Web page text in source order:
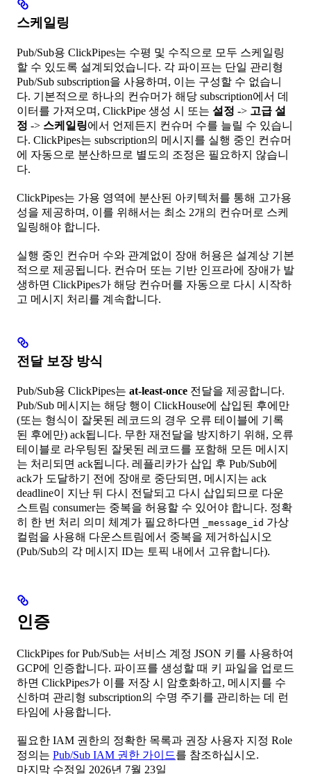
스케일링
Pub/Sub용 ClickPipes는 수평 및 수직으로 모두 스케일링
할 수 있도록 설계되었습니다. 각 파이프는 단일 관리형
Pub/Sub subscription을 사용하며, 이는 구성할 수 없습니
다. 기본적으로 하나의 컨슈머가 해당 subscription에서 데
이터를 가져오며, ClickPipe 생성 시 또는 설정 -> 고급 설
정 -> 스케일링에서 언제든지 컨슈머 수를 늘릴 수 있습니
다. ClickPipes는 subscription의 메시지를 실행 중인 컨슈머
에 자동으로 분산하므로 별도의 조정은 필요하지 않습니
다.
ClickPipes는 가용 영역에 분산된 아키텍처를 통해 고가용
성을 제공하며, 이를 위해서는 최소 2개의 컨슈머로 스케
일링해야 합니다.
실행 중인 컨슈머 수와 관계없이 장애 허용은 설계상 기본
적으로 제공됩니다. 컨슈머 또는 기반 인프라에 장애가 발
생하면 ClickPipes가 해당 컨슈머를 자동으로 다시 시작하
고 메시지 처리를 계속합니다.
전달 보장 방식
Pub/Sub용 ClickPipes는 at-least-once 전달을 제공합니다.
Pub/Sub 메시지는 해당 행이 ClickHouse에 삽입된 후에만
(또는 형식이 잘못된 레코드의 경우 오류 테이블에 기록
된 후에만) ack됩니다. 무한 재전달을 방지하기 위해, 오류
테이블로 라우팅된 잘못된 레코드를 포함해 모든 메시지
는 처리되면 ack됩니다. 레플리카가 삽입 후 Pub/Sub에
ack가 도달하기 전에 장애로 중단되면, 메시지는 ack
deadline이 지난 뒤 다시 전달되고 다시 삽입되므로 다운
스트림 consumer는 중복을 허용할 수 있어야 합니다. 정확
히 한 번 처리 의미 체계가 필요하다면
_message_id 가상
컬럼을 사용해 다운스트림에서 중복을 제거하십시오
(Pub/Sub의 각 메시지 ID는 토픽 내에서 고유합니다).
인증
ClickPipes for Pub/Sub는 서비스 계정 JSON 키를 사용하여
GCP에 인증합니다. 파이프를 생성할 때 키 파일을 업로드
하면 ClickPipes가 이를 저장 시 암호화하고, 메시지를 수
신하며 관리형 subscription의 수명 주기를 관리하는 데 런
타임에 사용합니다.
필요한 IAM 권한의 정확한 목록과 권장 사용자 지정 Role
정의는 Pub/Sub IAM 권한 가이드를 참조하십시오.
마지막 수정일 2026년 7월 23일